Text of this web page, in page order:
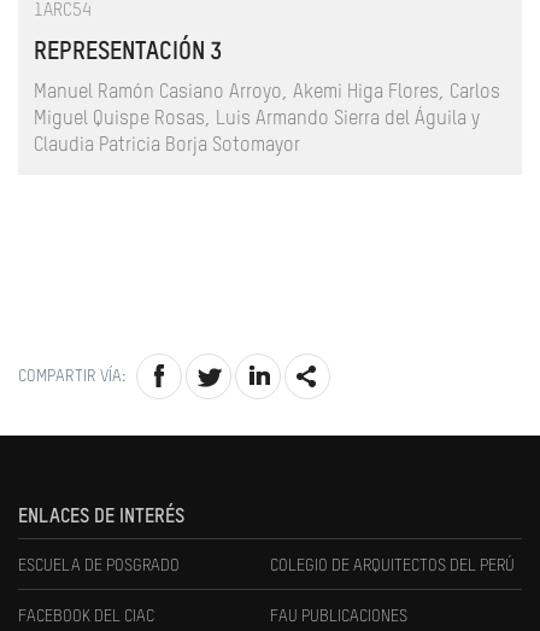
1ARC54
REPRESENTACIÓN 3
Manuel Ramón Casiano Arroyo, Akemi Higa Flores, Carlos
Miguel Quispe Rosas, Luis Armando Sierra del Águila y
Claudia Patricia Borja Sotomayor
COMPARTIR VÍA:
ENLACES DE INTERÉS
ESCUELA DE POSGRADO COLEGIO DE ARQUITECTOS DEL PERÚ
FACEBOOK DEL CIAC FAU PUBLICACIONES